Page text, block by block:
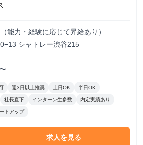
能力・経験に応じて昇給あり）
シャトレー渋谷215
週3日以上推奨 土日OK 半日OK
社長直下 インターン生多数 内定実績あり
トアップ
求人を見る